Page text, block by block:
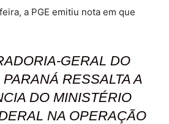
a PGE emitiu nota em que
GERAL DO
RESSALTA A
DO MINISTÉRIO
NA OPERAÇÃO